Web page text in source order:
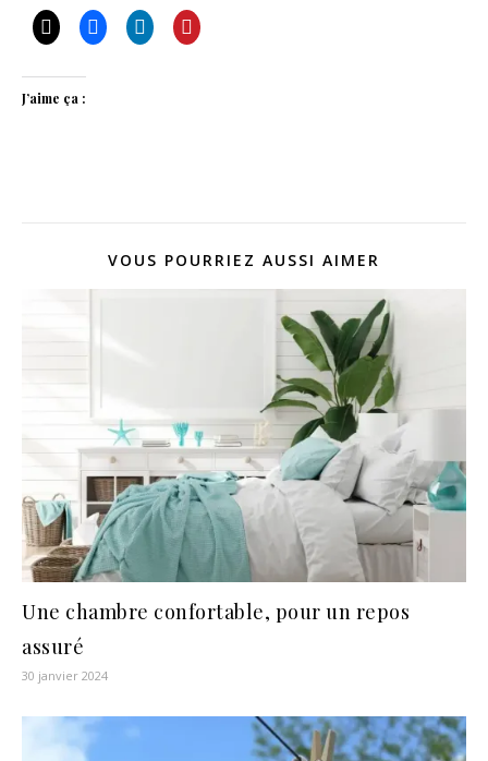
J’aime ça :
VOUS POURRIEZ AUSSI AIMER
Une chambre confortable, pour un repos
assuré
30 janvier 2024